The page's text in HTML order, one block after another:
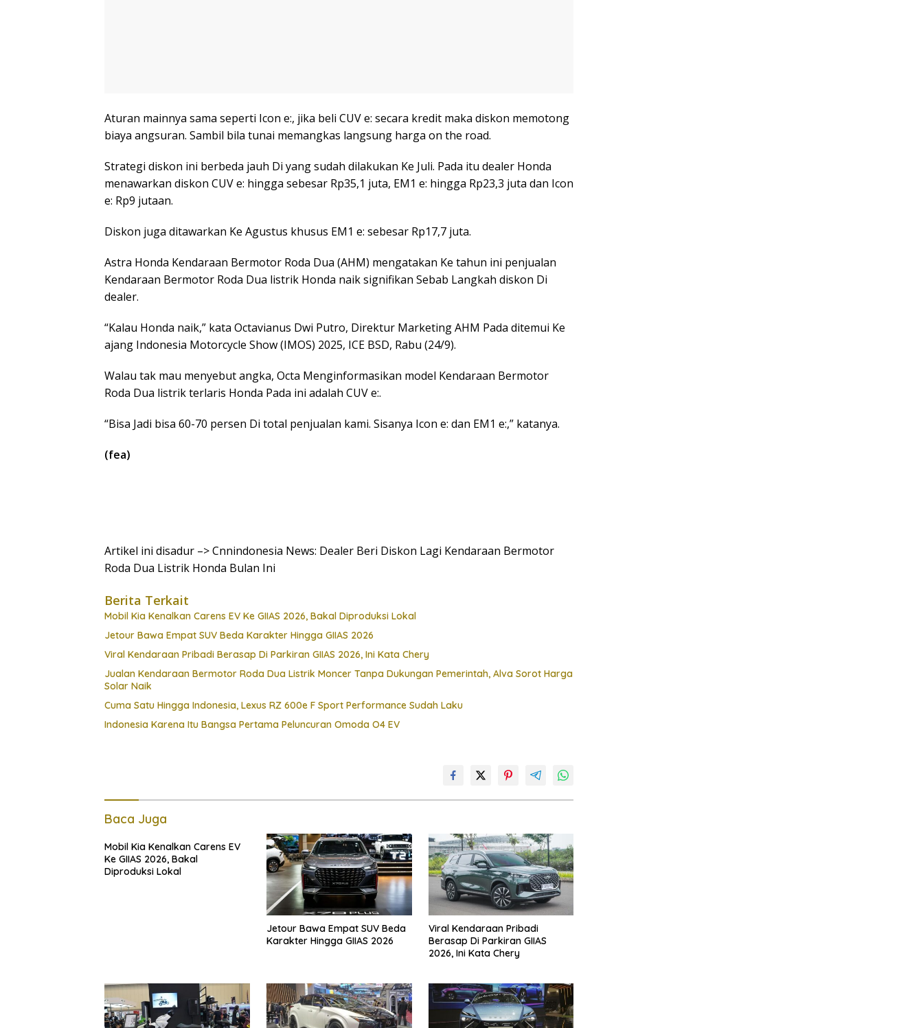
Aturan mainnya sama seperti Icon e:, jika beli CUV e: secara kredit maka diskon memotong
biaya angsuran. Sambil bila tunai memangkas langsung harga on the road.
Strategi diskon ini berbeda jauh Di yang sudah dilakukan Ke Juli. Pada itu dealer Honda
menawarkan diskon CUV e: hingga sebesar Rp35,1 juta, EM1 e: hingga Rp23,3 juta dan Icon
e: Rp9 jutaan.
Diskon juga ditawarkan Ke Agustus khusus EM1 e: sebesar Rp17,7 juta.
Astra Honda Kendaraan Bermotor Roda Dua (AHM) mengatakan Ke tahun ini penjualan
Kendaraan Bermotor Roda Dua listrik Honda naik signifikan Sebab Langkah diskon Di
dealer.
“Kalau Honda naik,” kata Octavianus Dwi Putro, Direktur Marketing AHM Pada ditemui Ke
ajang Indonesia Motorcycle Show (IMOS) 2025, ICE BSD, Rabu (24/9).
Walau tak mau menyebut angka, Octa Menginformasikan model Kendaraan Bermotor
Roda Dua listrik terlaris Honda Pada ini adalah CUV e:.
“Bisa Jadi bisa 60-70 persen Di total penjualan kami. Sisanya Icon e: dan EM1 e:,” katanya.
(fea)
Artikel ini disadur –> Cnnindonesia News: Dealer Beri Diskon Lagi Kendaraan Bermotor
Roda Dua Listrik Honda Bulan Ini
Berita Terkait
Mobil Kia Kenalkan Carens EV Ke GIIAS 2026, Bakal Diproduksi Lokal
Jetour Bawa Empat SUV Beda Karakter Hingga GIIAS 2026
Viral Kendaraan Pribadi Berasap Di Parkiran GIIAS 2026, Ini Kata Chery
Jualan Kendaraan Bermotor Roda Dua Listrik Moncer Tanpa Dukungan Pemerintah, Alva Sorot Harga
Solar Naik
Cuma Satu Hingga Indonesia, Lexus RZ 600e F Sport Performance Sudah Laku
Indonesia Karena Itu Bangsa Pertama Peluncuran Omoda O4 EV
Baca Juga
Mobil Kia Kenalkan Carens EV
Ke GIIAS 2026, Bakal
Diproduksi Lokal
Jetour Bawa Empat SUV Beda
Karakter Hingga GIIAS 2026
Viral Kendaraan Pribadi
Berasap Di Parkiran GIIAS
2026, Ini Kata Chery